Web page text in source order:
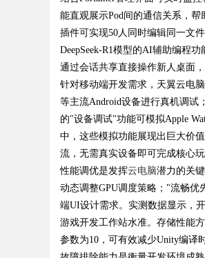
Bo
ar
能直观展示Pod间的通信关系，
插件可实现50人同时编辑同一文
DeepSeek-R1模型的AI辅助编程
通过会话共享直接操作新人桌面
针对移动端开发需求，天翼云电
等主流Android设备进行真机调试
的"设备调试"功能可模拟Apple
中，这些模拟功能展现出巨大价
流，无需真实设备即可完成核心
性能调优是发挥云电脑潜力的关
动态调整GPU调度策略；"流畅优
端UI设计需求。实测数据显示，
游戏开发工作站水准。存储性能
参数为10，可有效减少Unity编译